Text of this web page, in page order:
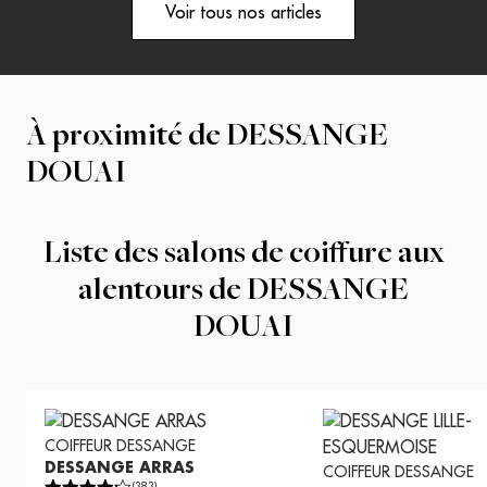
Voir tous nos articles
À proximité de DESSANGE
DOUAI
Liste des salons de coiffure aux
alentours de DESSANGE
DOUAI
COIFFEUR DESSANGE
DESSANGE ARRAS
COIFFEUR DESSANGE